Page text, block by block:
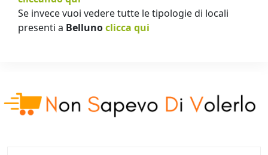
Se invece vuoi vedere tutte le tipologie di locali
presenti a Bellunoclicca qui